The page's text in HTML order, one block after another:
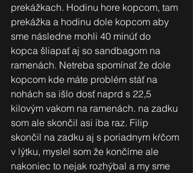
prekážkach. Hodinu hore kopcom, tam
prekážka a hodinu dole kopcom aby
sme následne mohli 40 minúť do
kopca šliapať aj so sandbagom na
ramenách. Netreba spomínať že dole
kopcom kde máte problém stáť na
nohách sa išlo dosť naprd s 22,5
kilovým vakom na ramenách. na zadku
som ale skončil asi iba raz. Filip
skončil na zadku aj s poriadnym kŕčom
v lýtku, myslel som že končíme ale
nakoniec to nejak rozhýbal a my sme